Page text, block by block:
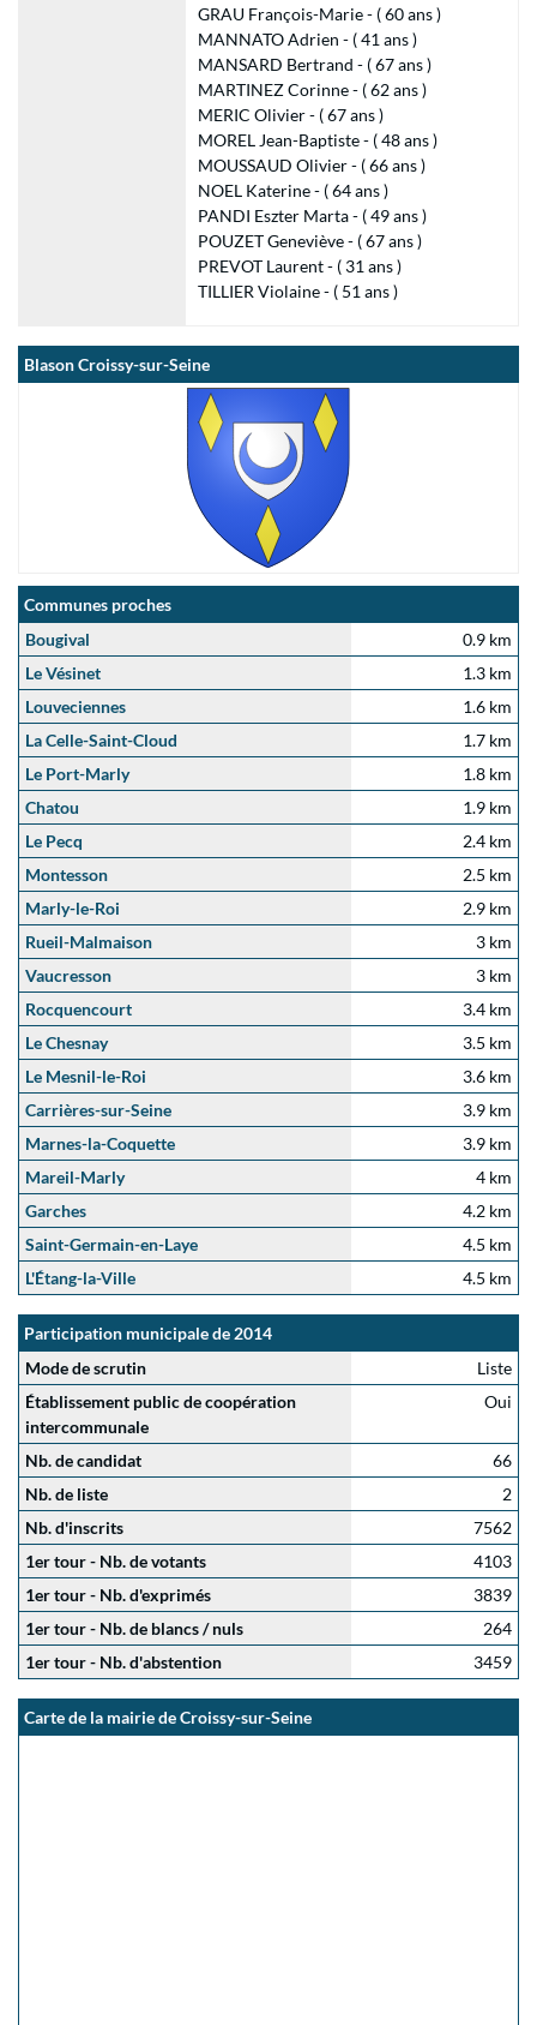
GRAU François-Marie - ( 60 ans )
MANNATO Adrien - ( 41 ans )
MANSARD Bertrand - ( 67 ans )
MARTINEZ Corinne - ( 62 ans )
MERIC Olivier - ( 67 ans )
MOREL Jean-Baptiste - ( 48 ans )
MOUSSAUD Olivier - ( 66 ans )
NOEL Katerine - ( 64 ans )
PANDI Eszter Marta - ( 49 ans )
POUZET Geneviève - ( 67 ans )
PREVOT Laurent - ( 31 ans )
TILLIER Violaine - ( 51 ans )
Blason Croissy-sur-Seine
Communes proches
Bougival
0.9 km
Le Vésinet
1.3 km
Louveciennes
1.6 km
La Celle-Saint-Cloud
1.7 km
Le Port-Marly
1.8 km
Chatou
1.9 km
Le Pecq
2.4 km
Montesson
2.5 km
Marly-le-Roi
2.9 km
Rueil-Malmaison
3 km
Vaucresson
3 km
Rocquencourt
3.4 km
Le Chesnay
3.5 km
Le Mesnil-le-Roi
3.6 km
Carrières-sur-Seine
3.9 km
Marnes-la-Coquette
3.9 km
Mareil-Marly
4 km
Garches
4.2 km
Saint-Germain-en-Laye
4.5 km
L'Étang-la-Ville
4.5 km
Participation municipale de 2014
Mode de scrutin
Liste
Établissement public de coopération
intercommunale
Oui
Nb. de candidat
66
Nb. de liste
2
Nb. d'inscrits
7562
1er tour - Nb. de votants
4103
1er tour - Nb. d'exprimés
3839
1er tour - Nb. de blancs / nuls
264
1er tour - Nb. d'abstention
3459
Carte de la mairie de Croissy-sur-Seine